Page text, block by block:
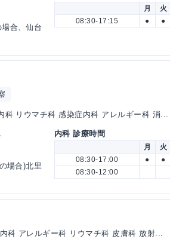
合、仙台
月 火
08:30-17:15
● ●
リウマチ科 感染症内科 アレルギー科 消...
場合)北里
内科 診療時間
月 火
08:30-17:00
● ●
08:30-12:00
科 アレルギー科 リウマチ科 皮膚科 放射...